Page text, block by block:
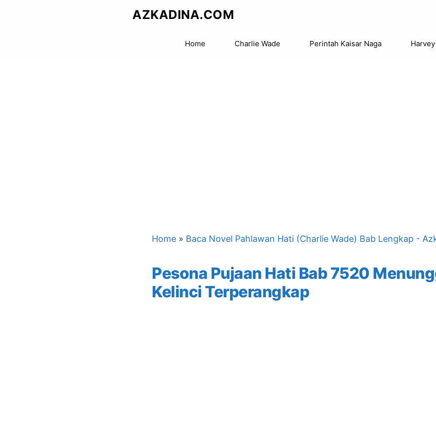
AZKADINA.COM
Home Charlie Wade Perintah Kaisar Naga
Home » Baca Novel Pahlawan Hati (Charlie Wade) Bab Lengkap -
Pesona Pujaan Hati Bab 7520
Kelinci Terperangkap